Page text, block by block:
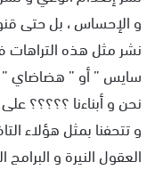
و الإحساس ، بل حتى
نشر مثل هذه
سايس ” أو ” هضاضاي ”
نحن و أبناءنا ؟؟؟؟؟
و تتحفنا بمثل هؤلاء
العقول النيرة و البرامج